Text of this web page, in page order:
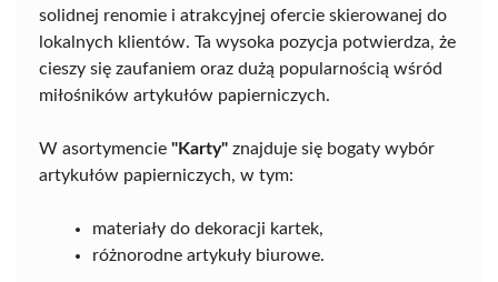
solidnej renomie i atrakcyjnej ofercie skierowanej do
lokalnych klientów. Ta wysoka pozycja potwierdza, że
cieszy się zaufaniem oraz dużą popularnością wśród
miłośników artykułów papierniczych.
W asortymencie "Karty" znajduje się bogaty wybór
artykułów papierniczych, w tym:
materiały do dekoracji kartek,
różnorodne artykuły biurowe.